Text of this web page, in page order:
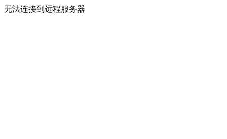
无法连接到远程服务器